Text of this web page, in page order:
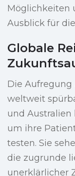
Möglichkeiten
Ausblick für
Globale
Die
weltweit
und Australien
um ihre
testen. Sie
die zugrunde
unerklärlicher